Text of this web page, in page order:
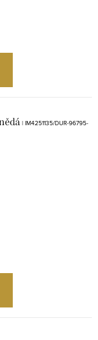
| IM4251135/DUR-96795-